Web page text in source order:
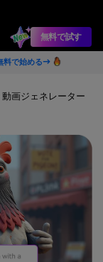
無料で試す
料で始める→
画ジェネレーター